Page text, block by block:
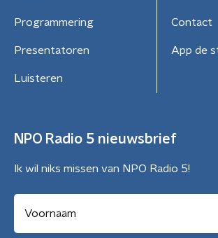
Programmering
Presentatoren
Luisteren
Contact
App de
NPO Radio 5 nieuwsbrief
Ik wil niks missen van NPO Radio 5!